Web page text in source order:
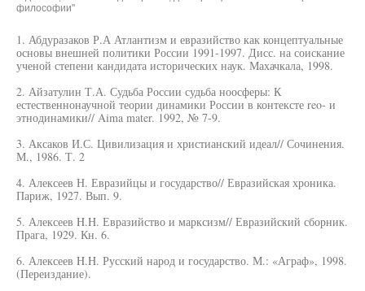
философии"
1. Абдуразаков Р.А Атлантизм и евразийство как концептуальные
основы внешней политики России 1991-1997. Дисс. на соискание
ученой степени кандидата исторических наук. Махачкала, 1998.
2. Айзатулин Т.А. Судьба России судьба ноосферы: К
естественнонаучной теории динамики России в контексте reo- и
этнодинамики// Aima mater. 1992, № 7-9.
3. Аксаков И.С. Цивилизация и христианский идеал// Сочинения.
М., 1986. Т. 2
4. Алексеев Н. Евразийцы и государство// Евразийская хроника.
Париж, 1927. Вып. 9.
5. Алексеев H.H. Евразийство и марксизм// Евразийский сборник.
Прага, 1929. Кн. 6.
6. Алексеев H.H. Русский народ и государство. М.: «Аграф», 1998.
(Переиздание).